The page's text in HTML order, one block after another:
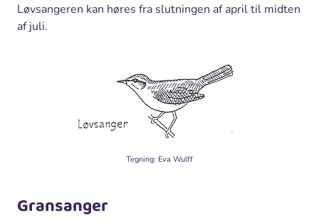
Løvsangeren kan høres fra slutningen af april til midten
af juli.
Tegning: Eva Wulff
Gransanger